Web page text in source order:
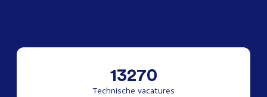
13270
Technische vacatures